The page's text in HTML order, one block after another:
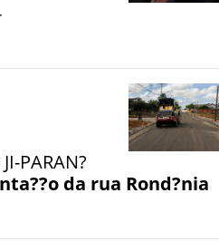
PARAN?
da rua Rond?nia